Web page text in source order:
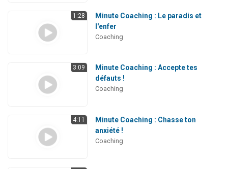
1:28
Minute Coaching : Le paradis et
l'enfer
Coaching
3:09
Minute Coaching : Accepte tes
défauts !
Coaching
4:11
Minute Coaching : Chasse ton
anxiété !
Coaching